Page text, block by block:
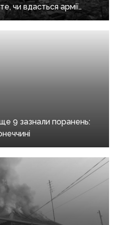
чи вдасться армії
Донеччини до
9 зазнали поранень: